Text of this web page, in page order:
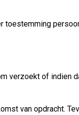
toestemming
verzoekt of indien
van opdracht.